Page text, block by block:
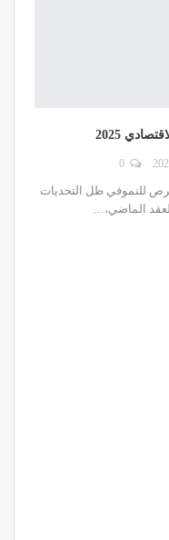
2025
للنموفي ظل التحديات
الماضي،…